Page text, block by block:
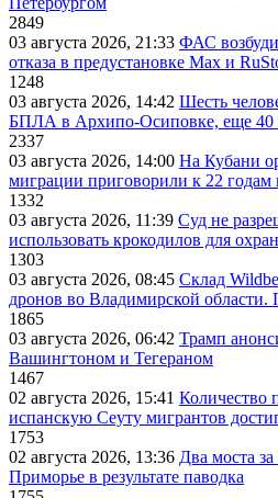
2849
03 августа 2026, 21:33 ФАС
отказа в предустановке Max и
1248
03 августа 2026, 14:42 Шесть
БПЛА в Архипо-Осиповке, еще 40
2337
03 августа 2026, 14:00 На Кубани
миграции приговорили к 22 годам
1332
03 августа 2026, 11:39 Суд не
использовать крокодилов для
1303
03 августа 2026, 08:45 Склад
дронов во Владимирской области.
1865
03 августа 2026, 06:42 Трамп
Вашингтоном и Тегераном
1467
02 августа 2026, 15:41 Количество
испанскую Сеуту мигрантов
1753
02 августа 2026, 13:36 Два моста
Приморье в результате паводка